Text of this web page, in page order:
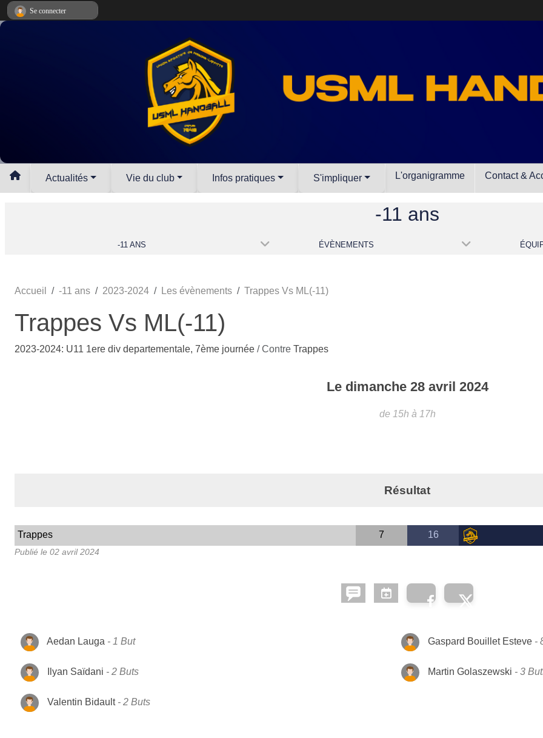
Actualités Vie du club Infos pratiques S'impliquer L'organigramme Contact &
-11 ans
-11 ANS ÉVÈNEMENTS
Accueil -11 ans 2023-2024 Les évènements Trappes Vs ML(-11)
Trappes Vs ML(-11)
2023-2024: U11 1ere div departementale, 7ème journée / Contre Trappes
Le dimanche 28 avril 2024
de 15h à 17h
Résultat
Trappes 7 16
Publié le 02 avril 2024
Aedan Lauga 1 But Gaspard Bouillet Esteve
Ilyan Saïdani 2 Buts Martin Golaszewski 3
Valentin Bidault 2 Buts
Se connecter
Panneau de gestion des cookies